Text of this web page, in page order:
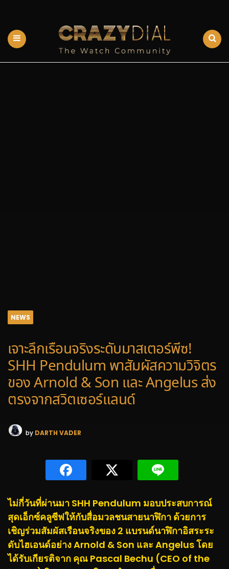
NEWS
เจาะลึกเรือนจริงระดับมาสเตอร์พีซ!
SHH Pendulum พาสัมผัสความวิจิตร
ของ Arnold & Son และ Angelus ส่ง
ตรงจากสวิตเซอร์แลนด์
by DARTH VADER
ไม่กี่วันที่ผ่านมา SHH Pendulum มอบประสบการณ์
สุดเอ็กซ์คลูซีฟให้กับสื่อมวลชนสายนาฬิกา ด้วยการ
เชิญร่วมสัมผัสเรือนจริงของ 2 แบรนด์นาฬิกาอิสระระ
ดับไฮเอนด์อย่าง Arnold & Son และ Angelus โดย
ได้รับเกียรติจาก คุณ Pascal Bechu (CEO of the